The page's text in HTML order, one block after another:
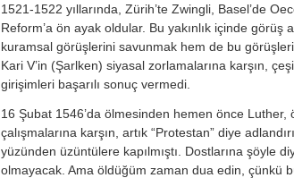
1521-1522 yıllarında, Zürih’te Zwingli, Basel’de
Reform’a ön a­yak oldular. Bu yakınlık içinde görüş
kuramsal görüşlerini savunmak hem de bu
Kari V’in (Şarlken) siyasal zorlamalarına karşın,
girişimleri ba­şarılı sonuç vermedi.
16 Şubat 1546’da ölmesinden hemen önce Luther,
çalışmalarına karşın, artık “Protestan” diye
yüzünden üzüntülere kapılmıştı. Dostlarına şöyle
olmayacak. Ama öldüğüm zaman dua edin, çün­kü